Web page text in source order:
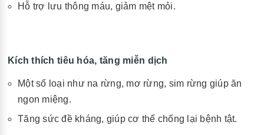
Hỗ trợ lưu thông máu, giảm mệt mỏi.
Kích thích tiêu hóa, tăng miễn dịch
Một số loại như na rừng, mơ rừng, sim rừng giúp ăn
ngon miệng.
Tăng sức đề kháng, giúp cơ thể chống lại bệnh tật.